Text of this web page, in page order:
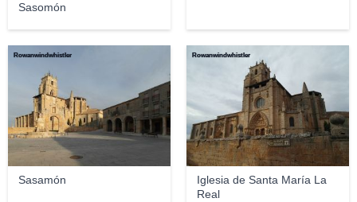
Sasomón
Sasamón
Rowanwindwhistler
Iglesia de Santa María La
Real
Rowanwindwhistler